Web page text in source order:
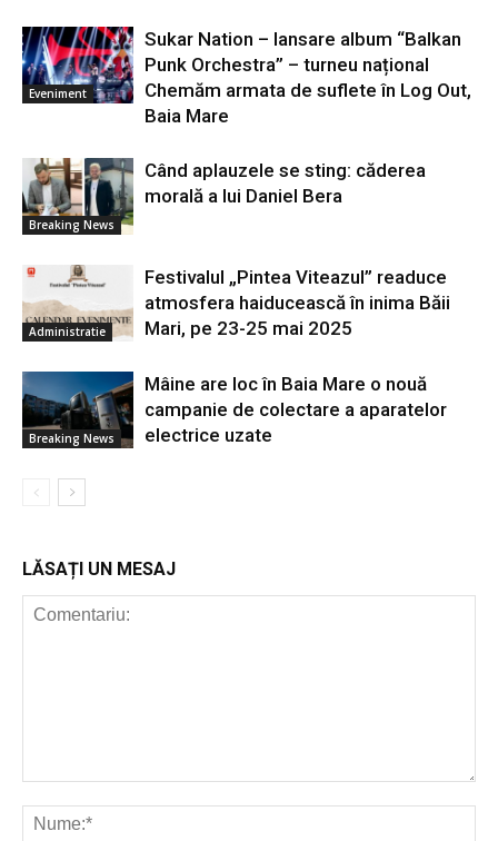
Eveniment
Sukar Nation – lansare album “Balkan
Punk Orchestra” – turneu național
Chemăm armata de suflete în Log Out,
Baia Mare
Breaking News
Când aplauzele se sting: căderea
morală a lui Daniel Bera
Administratie
Festivalul „Pintea Viteazul” readuce
atmosfera haiducească în inima Băii
Mari, pe 23-25 mai 2025
Breaking News
Mâine are loc în Baia Mare o nouă
campanie de colectare a aparatelor
electrice uzate
LĂSAȚI UN MESAJ